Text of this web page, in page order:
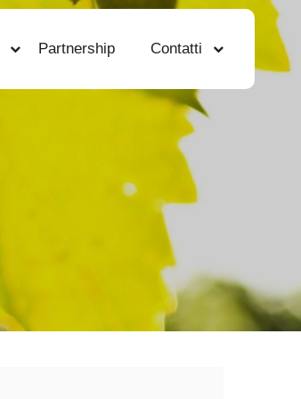
Partnership Contatti